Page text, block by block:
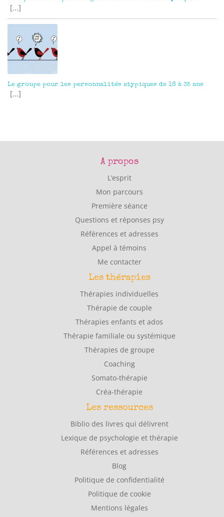
[...]
Le groupe pour les personnalités atypiques de 16 à 35 ans
[...]
A propos
L’esprit
Mon parcours
Première séance
Questions et réponses psy
Références et adresses
Appel à témoins
Me contacter
Les thérapies
Thérapies individuelles
Thérapie de couple
Thérapies enfants et ados
Thérapie familiale ou systémique
Thérapies de groupe
Coaching
Somato-thérapie
Créa-thérapie
Les ressources
Biblio des livres qui délivrent
Lexique de psychologie et thérapie
Références et adresses
Blog
Politique de confidentialité
Politique de cookie
Mentions légales